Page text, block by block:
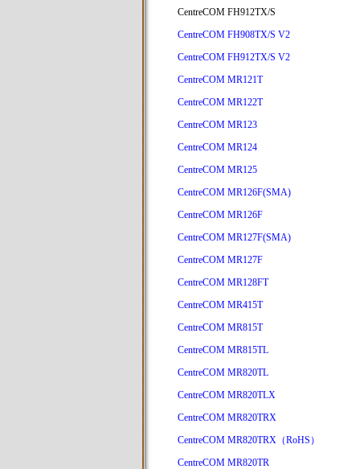
CentreCOM FH912TX/S
CentreCOM FH908TX/S V2
CentreCOM FH912TX/S V2
CentreCOM MR121T
CentreCOM MR122T
CentreCOM MR123
CentreCOM MR124
CentreCOM MR125
CentreCOM MR126F(SMA)
CentreCOM MR126F
CentreCOM MR127F(SMA)
CentreCOM MR127F
CentreCOM MR128FT
CentreCOM MR415T
CentreCOM MR815T
CentreCOM MR815TL
CentreCOM MR820TL
CentreCOM MR820TLX
CentreCOM MR820TRX
CentreCOM MR820TRX（RoHS）
CentreCOM MR820TR